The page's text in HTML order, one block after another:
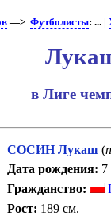
—>Футболисты: ... |
в Лиге
СОСИН Лукаш (
Дата рождения: 7
Гражданство:
Рост: 189 см.